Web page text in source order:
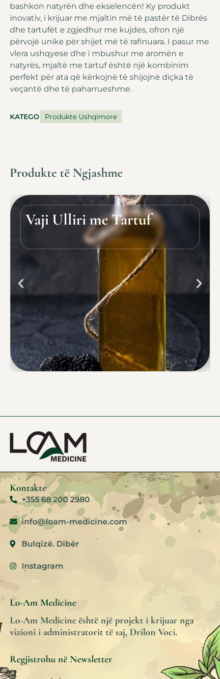
bashkon natyrën dhe ekselencën! Ky produkt
inovativ, i krijuar me mjaltin më të pastër të Dibrës
dhe tartufët e zgjedhur me kujdes, ofron një
përvojë unike për shijet më të rafinuara. I pasur me
vlera ushqyese dhe i mbushur me aromën e
natyrës, mjaltë me tartuf është një kombinim
perfekt për ata që kërkojnë të shijojnë diçka të
veçantë dhe të paharrueshme.
KATEGORIAProdukte Ushqimore
Produkte të Ngjashme
Vaji Ulliri me Tartuf
Kontakte
+355 68 200 2980
info@loam-medicine.com
Bulqizë. Dibër
Instagram
Lo-Am Medicine
Lo-Am Medicine është një projekt i krijuar nga
vizioni i administratorit të saj, Drilon Voci.
Regjistrohu në Newsletter